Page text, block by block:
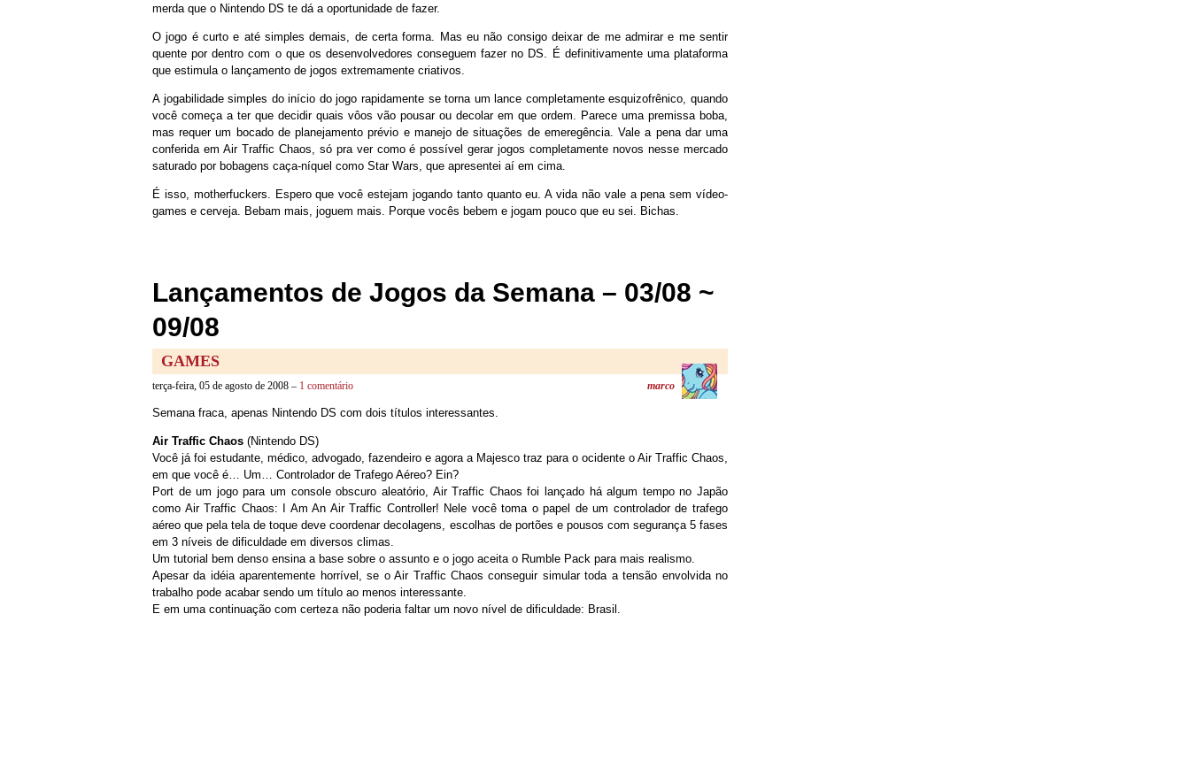
merda que o Nintendo DS te dá a oportunidade de fazer.
O jogo é curto e até simples demais, de certa forma. Mas eu não consigo deixar de me admirar e me sentir
quente por dentro com o que os desenvolvedores conseguem fazer no DS. É definitivamente uma plataforma
que estimula o lançamento de jogos extremamente criativos.
A jogabilidade simples do início do jogo rapidamente se torna um lance completamente esquizofrênico, quando
você começa a ter que decidir quais vôos vão pousar ou decolar em que ordem. Parece uma premissa boba,
mas requer um bocado de planejamento prévio e manejo de situações de emeregência. Vale a pena dar uma
conferida em Air Traffic Chaos, só pra ver como é possível gerar jogos completamente novos nesse mercado
saturado por bobagens caça-níquel como Star Wars, que apresentei aí em cima.
É isso, motherfuckers. Espero que você estejam jogando tanto quanto eu. A vida não vale a pena sem vídeo-
games e cerveja. Bebam mais, joguem mais. Porque vocês bebem e jogam pouco que eu sei. Bichas.
Lançamentos de Jogos da Semana – 03/08 ~
09/08
GAMES
terça-feira, 05 de agosto de 2008 – 1 comentário marco
Semana fraca, apenas Nintendo DS com dois títulos interessantes.
Air Traffic Chaos (Nintendo DS)
Você já foi estudante, médico, advogado, fazendeiro e agora a Majesco traz para o ocidente o Air Traffic Chaos,
em que você é… Um… Controlador de Trafego Aéreo? Ein?
Port de um jogo para um console obscuro aleatório, Air Traffic Chaos foi lançado há algum tempo no Japão
como Air Traffic Chaos: I Am An Air Traffic Controller! Nele você toma o papel de um controlador de trafego
aéreo que pela tela de toque deve coordenar decolagens, escolhas de portões e pousos com segurança 5 fases
em 3 níveis de dificuldade em diversos climas.
Um tutorial bem denso ensina a base sobre o assunto e o jogo aceita o Rumble Pack para mais realismo.
Apesar da idéia aparentemente horrível, se o Air Traffic Chaos conseguir simular toda a tensão envolvida no
trabalho pode acabar sendo um título ao menos interessante.
E em uma continuação com certeza não poderia faltar um novo nível de dificuldade: Brasil.